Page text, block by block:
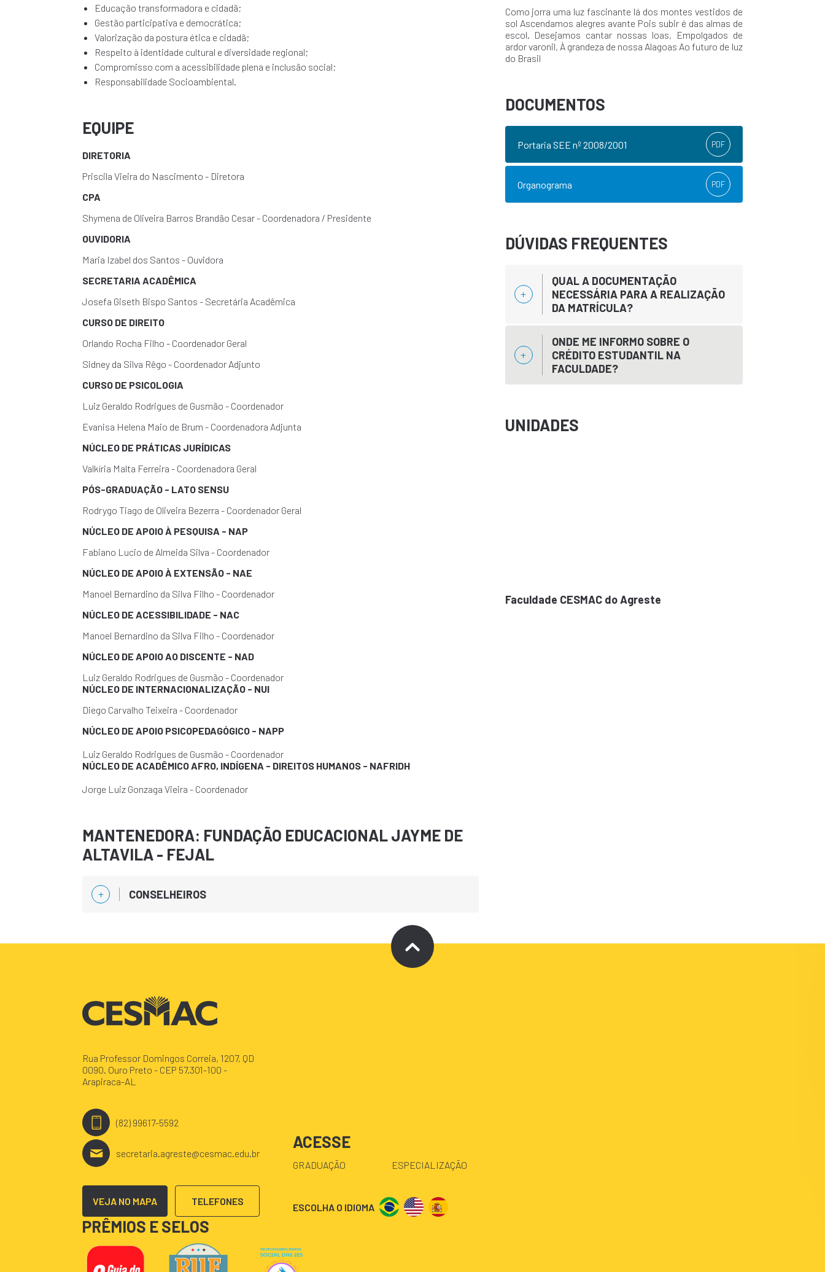
Educação transformadora e cidadã;
Gestão participativa e democrática;
Valorização da postura ética e cidadã;
Respeito à identidade cultural e diversidade regional;
Compromisso com a acessibilidade plena e inclusão social;
Responsabilidade Socioambiental.
EQUIPE
DIRETORIA
Priscila Vieira do Nascimento - Diretora
CPA
Shymena de Oliveira Barros Brandão Cesar - Coordenadora / Presidente
OUVIDORIA
Maria Izabel dos Santos - Ouvidora
SECRETARIA ACADÊMICA
Josefa Giseth Bispo Santos - Secretária Acadêmica
CURSO DE DIREITO
Orlando Rocha Filho - Coordenador Geral
Sidney da Silva Rêgo - Coordenador Adjunto
CURSO DE PSICOLOGIA
Luiz Geraldo Rodrigues de Gusmão - Coordenador
Evanisa Helena Maio de Brum - Coordenadora Adjunta
NÚCLEO DE PRÁTICAS JURÍDICAS
Valkíria Malta Ferreira - Coordenadora Geral
PÓS-GRADUAÇÃO - LATO SENSU
Rodrygo Tiago de Oliveira Bezerra - Coordenador Geral
NÚCLEO DE APOIO À PESQUISA - NAP
Fabiano Lucio de Almeida Silva - Coordenador
NÚCLEO DE APOIO À EXTENSÃO - NAE
Manoel Bernardino da Silva Filho - Coordenador
NÚCLEO DE ACESSIBILIDADE - NAC
Manoel Bernardino da Silva Filho - Coordenador
NÚCLEO DE APOIO AO DISCENTE - NAD
Luiz Geraldo Rodrigues de Gusmão - Coordenador
NÚCLEO DE INTERNACIONALIZAÇÃO - NUI
Diego Carvalho Teixeira - Coordenador
NÚCLEO DE APOIO PSICOPEDAGÓGICO - NAPP
Luiz Geraldo Rodrigues de Gusmão - Coordenador
NÚCLEO DE ACADÊMICO AFRO, INDÍGENA - DIREITOS HUMANOS - NAFRIDH
Jorge Luiz Gonzaga Vieira - Coordenador
MANTENEDORA: FUNDAÇÃO EDUCACIONAL JAYME DE
ALTAVILA - FEJAL
CONSELHEIROS
Como jorra uma luz fascinante lá dos montes vestidos de
sol Ascendamos alegres avante Pois subir é das almas de
escol. Desejamos cantar nossas loas, Empolgados de
ardor varonil, À grandeza de nossa Alagoas Ao futuro de luz
do Brasil
DOCUMENTOS
Portaria SEE nº 2008/2001 PDF
Organograma PDF
DÚVIDAS FREQUENTES
QUAL A DOCUMENTAÇÃO
NECESSÁRIA PARA A REALIZAÇÃO
DA MATRÍCULA?
ONDE ME INFORMO SOBRE O
CRÉDITO ESTUDANTIL NA
FACULDADE?
UNIDADES
Faculdade CESMAC do Agreste Faculdade CESMAC do Agreste Faculdade CESMAC do Agreste
Rua Professor Domingos Correia, 1207, QD
0090. Ouro Preto - CEP 57.301-100 -
Arapiraca-AL
(82) 99617-5592
secretaria.agreste@cesmac.edu.br
VEJA NO MAPA TELEFONES
ACESSE
GRADUAÇÃO ESPECIALIZAÇÃO
ESCOLHA O IDIOMA
PRÊMIOS E SELOS